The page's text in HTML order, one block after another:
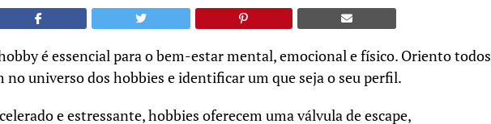
é essencial para o bem-estar mental, emocional e físico. Oriento todos
no universo dos hobbies e identificar um que seja o seu perfil.
e estressante, hobbies oferecem uma válvula de escape,